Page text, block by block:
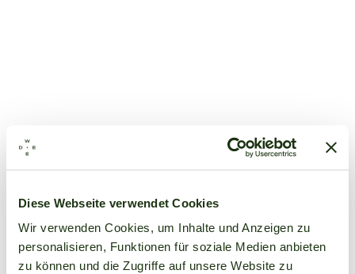
Diese Webseite verwendet Cookies
Wir verwenden Cookies, um Inhalte und Anzeigen zu
personalisieren, Funktionen für soziale Medien anbieten
zu können und die Zugriffe auf unsere Website zu